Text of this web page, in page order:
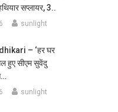
सप्लायर, 3..
sunlight
– ‘हर घर
हुए सीएम सुवेंदु
sunlight